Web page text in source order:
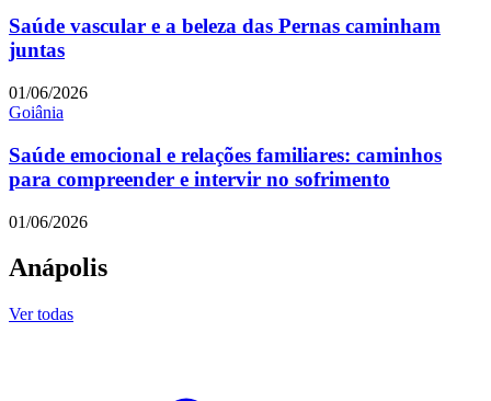
Saúde vascular e a beleza das Pernas caminham
juntas
01/06/2026
Goiânia
Saúde emocional e relações familiares: caminhos
para compreender e intervir no sofrimento
01/06/2026
Anápolis
Ver todas